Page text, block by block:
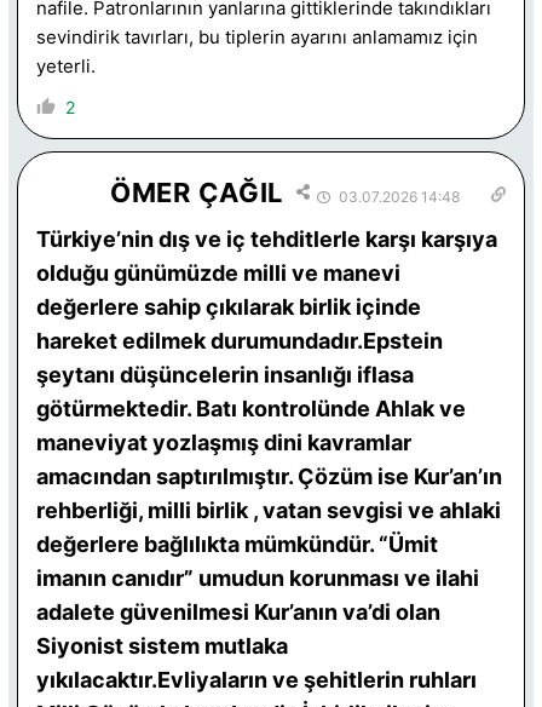
nafile. Patronlarının yanlarına gittiklerinde takındıkları
sevindirik tavırları, bu tiplerin ayarını anlamamız için
yeterli.
2
ÖMER ÇAĞIL 03.07.2026 14:48
Türkiye’nin dış ve iç tehditlerle karşı karşıya
olduğu günümüzde milli ve manevi
değerlere sahip çıkılarak birlik içinde
hareket edilmek durumundadır.Epstein
şeytanı düşüncelerin insanlığı iflasa
götürmektedir. Batı kontrolünde Ahlak ve
maneviyat yozlaşmış dini kavramlar
amacından saptırılmıştır. Çözüm ise Kur’an’ın
rehberliği, milli birlik , vatan sevgisi ve ahlaki
değerlere bağlılıkta mümkündür. “Ümit
imanın canıdır” umudun korunması ve ilahi
adalete güvenilmesi Kur’anın va’di olan
Siyonist sistem mutlaka
yıkılacaktır.Evliyaların ve şehitlerin ruhları